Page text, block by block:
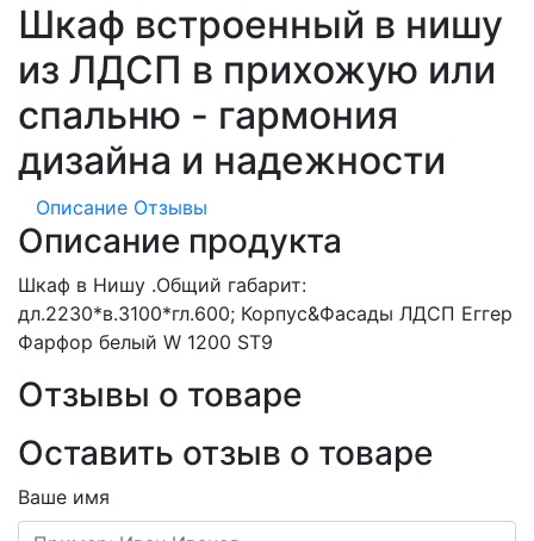
Шкаф встроенный в нишу
из ЛДСП в прихожую или
спальню - гармония
дизайна и надежности
Описание Отзывы
Описание продукта
Шкаф в Нишу .Общий габарит:
дл.2230*в.3100*гл.600; Корпус&Фасады ЛДСП Еггер
Фарфор белый W 1200 ST9
Отзывы о товаре
Оставить отзыв о товаре
Ваше имя